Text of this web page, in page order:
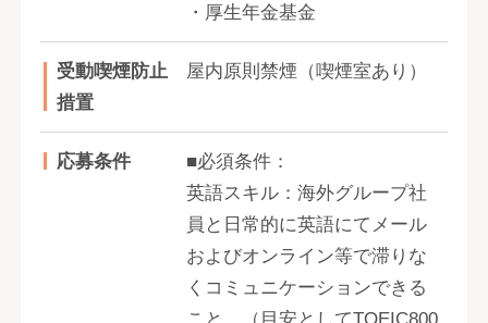
・厚生年金基金
受動喫煙防止
措置
屋内原則禁煙（喫煙室あり）
応募条件
■必須条件：
英語スキル：海外グループ社
員と日常的に英語にてメール
およびオンライン等で滞りな
くコミュニケーションできる
こと。（目安としてTOEIC800